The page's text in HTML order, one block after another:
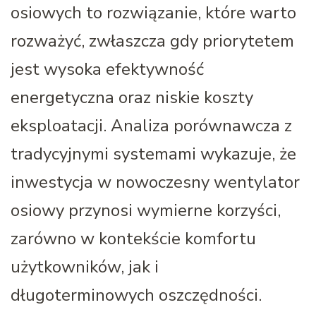
osiowych to rozwiązanie, które warto
rozważyć, zwłaszcza gdy priorytetem
jest wysoka efektywność
energetyczna oraz niskie koszty
eksploatacji. Analiza porównawcza z
tradycyjnymi systemami wykazuje, że
inwestycja w nowoczesny wentylator
osiowy przynosi wymierne korzyści,
zarówno w kontekście komfortu
użytkowników, jak i
długoterminowych oszczędności.